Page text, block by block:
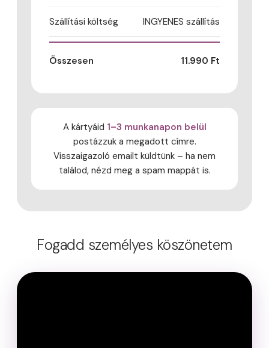
Szállítási költség INGYENES szállítás
Összesen 11.990 Ft
A kártyáid 1–3 munkanapon belül
postázzuk a megadott címre.
Visszaigazoló emailt küldtünk – ha nem
találod, nézd meg a spam mappát is.
Fogadd személyes köszönetem